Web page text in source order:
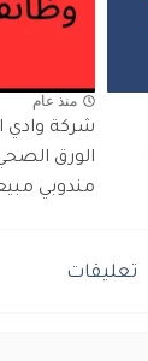
منذ عام
شركة وادي
الورق
مندوبي
تعليقات